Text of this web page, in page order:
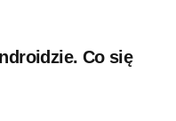
Co się